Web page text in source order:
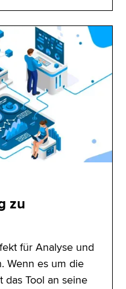
zu
für Analyse und
Wenn es um die
das Tool an seine